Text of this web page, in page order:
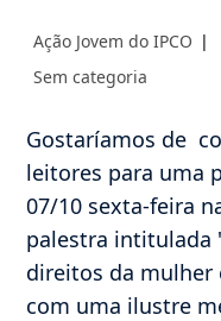
Autor
post:
Ação Jovem do IPCO
Categoria
Sem categoria
Gostaríamos de
leitores para uma
07/10 sexta-feira
palestra intitulada
direitos da mulher
com uma ilustre